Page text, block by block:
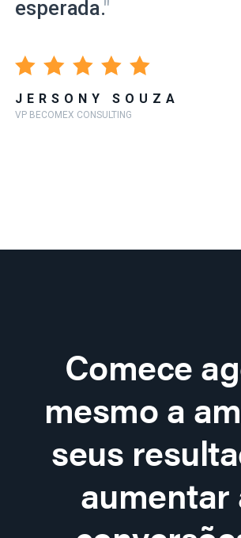
esperada."
JERSONY SOUZA
VP BECOMEX CONSULTING
Comece
mesmo a
seus
aumentar